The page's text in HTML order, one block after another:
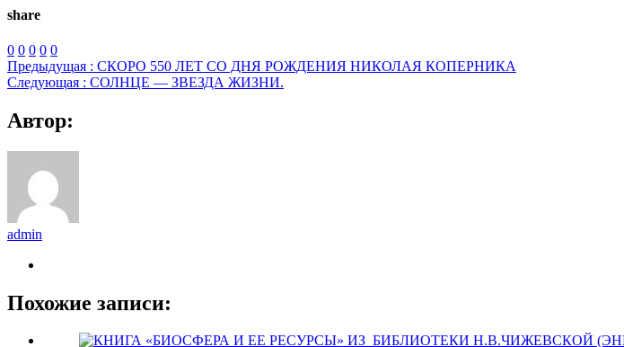
share
0 0 0 0 0
Предыдущая : СКОРО 550 ЛЕТ СО ДНЯ РОЖДЕНИЯ НИКОЛАЯ КОПЕРНИКА
Следующая : СОЛНЦЕ — ЗВЕЗДА ЖИЗНИ.
Автор:
admin
Похожие записи: